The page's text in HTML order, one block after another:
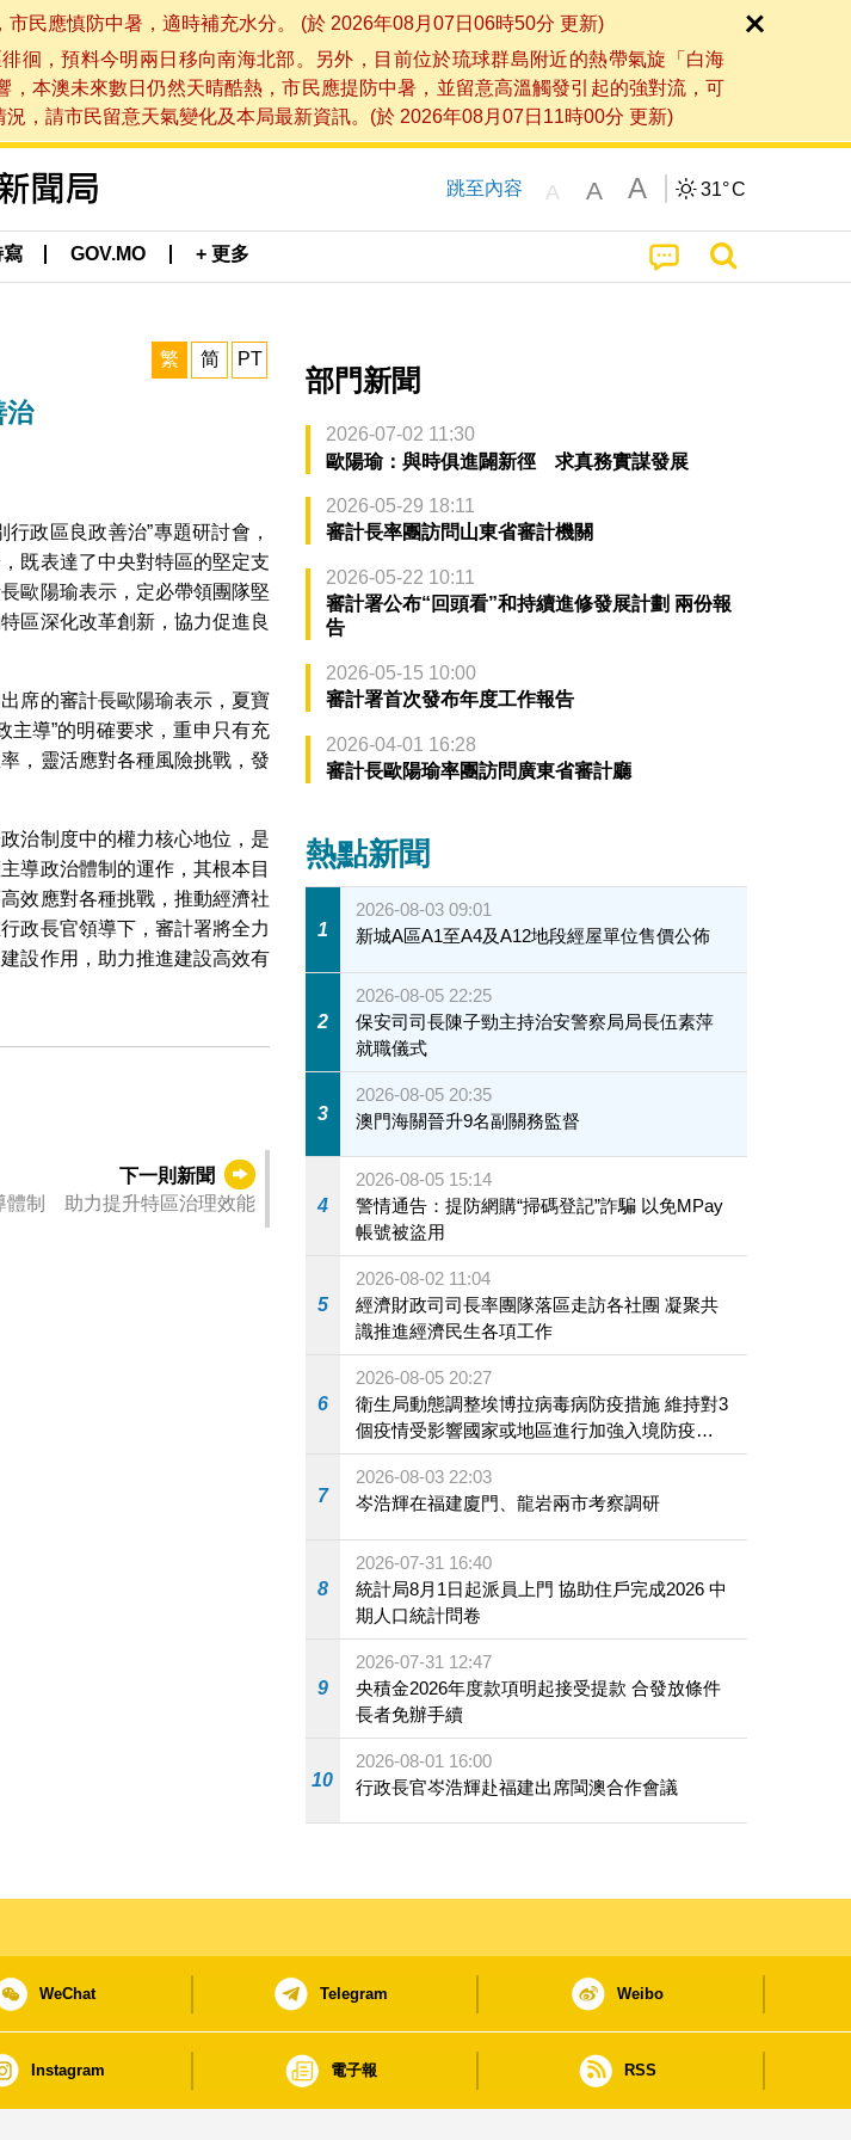
民應慎防中暑，適時補充水分。 (於 2026年08月07日06時50分 更新)
徊，預料今明兩日移向南海北部。另外，目前位於琉球群島附近的熱帶氣旋「白海
本澳未來數日仍然天晴酷熱，市民應提防中暑，並留意高溫觸發引起的強對流，可
，請市民留意天氣變化及本局最新資訊。(於 2026年08月07日11時00分 更新)
跳至內容 A A A 31°C
GOV.MO + 更多
繁 简 PT
治
政區良政善治”專題研討會，
既表達了中央對特區的堅定支
歐陽瑜表示，定必帶領團隊堅
區深化改革創新，協力促進良
席的審計長歐陽瑜表示，夏寶
主導”的明確要求，重申只有充
，靈活應對各種風險挑戰，發
治制度中的權力核心地位，是
導政治體制的運作，其根本目
效應對各種挑戰，推動經濟社
政長官領導下，審計署將全力
設作用，助力推進建設高效有
下一則新聞
體制 助力提升特區治理效能
部門新聞
2026-07-02 11:30
歐陽瑜：與時俱進闢新徑 求真務實謀發展
2026-05-29 18:11
審計長率團訪問山東省審計機關
2026-05-22 10:11
審計署公布“回頭看”和持續進修發展計劃 兩份報
告
2026-05-15 10:00
審計署首次發布年度工作報告
2026-04-01 16:28
審計長歐陽瑜率團訪問廣東省審計廳
熱點新聞
1
2026-08-03 09:01
新城A區A1至A4及A12地段經屋單位售價公佈
2
2026-08-05 22:25
保安司司長陳子勁主持治安警察局局長伍素萍
就職儀式
3
2026-08-05 20:35
澳門海關晉升9名副關務監督
4
2026-08-05 15:14
警情通告：提防網購“掃碼登記”詐騙 以免MPay
帳號被盜用
5
2026-08-02 11:04
經濟財政司司長率團隊落區走訪各社團 凝聚共
識推進經濟民生各項工作
6
2026-08-05 20:27
衛生局動態調整埃博拉病毒病防疫措施 維持對3
個疫情受影響國家或地區進行加強入境防疫措
施
7
2026-08-03 22:03
岑浩輝在福建廈門、龍岩兩市考察調研
8
2026-07-31 16:40
統計局8月1日起派員上門 協助住戶完成2026 中
期人口統計問卷
9
2026-07-31 12:47
央積金2026年度款項明起接受提款 合發放條件
長者免辦手續
10
2026-08-01 16:00
行政長官岑浩輝赴福建出席閩澳合作會議
WeChat Telegram Weibo
Instagram 電子報 RSS